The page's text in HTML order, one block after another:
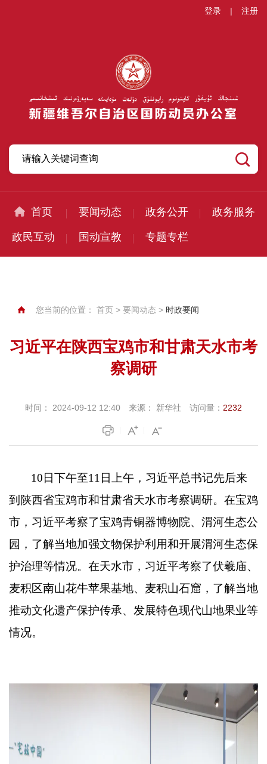
登录 | 注册
首页 要闻动态 政务公开 政务服务
政民互动 国动宣教 专题专栏
您当前的位置： 首页 > 要闻动态 > 时政要闻
习近平在陕西宝鸡市和甘肃天水市考
察调研
时间： 2024-09-12 12:40 来源： 新华社 访问量： 2232
10 日下午至11 日上午，习近平总书记先后来
到陕西省宝鸡市和甘肃省天水市考察调研。在宝鸡
市，习近平考察了宝鸡青铜器博物院、渭河生态公
园，了解当地加强文物保护利用和开展渭河生态保
护治理等情况。在天水市，习近平考察了伏羲庙、
麦积区南山花牛苹果基地、麦积山石窟，了解当地
推动文化遗产保护传承、发展特色现代山地果业等
情况。